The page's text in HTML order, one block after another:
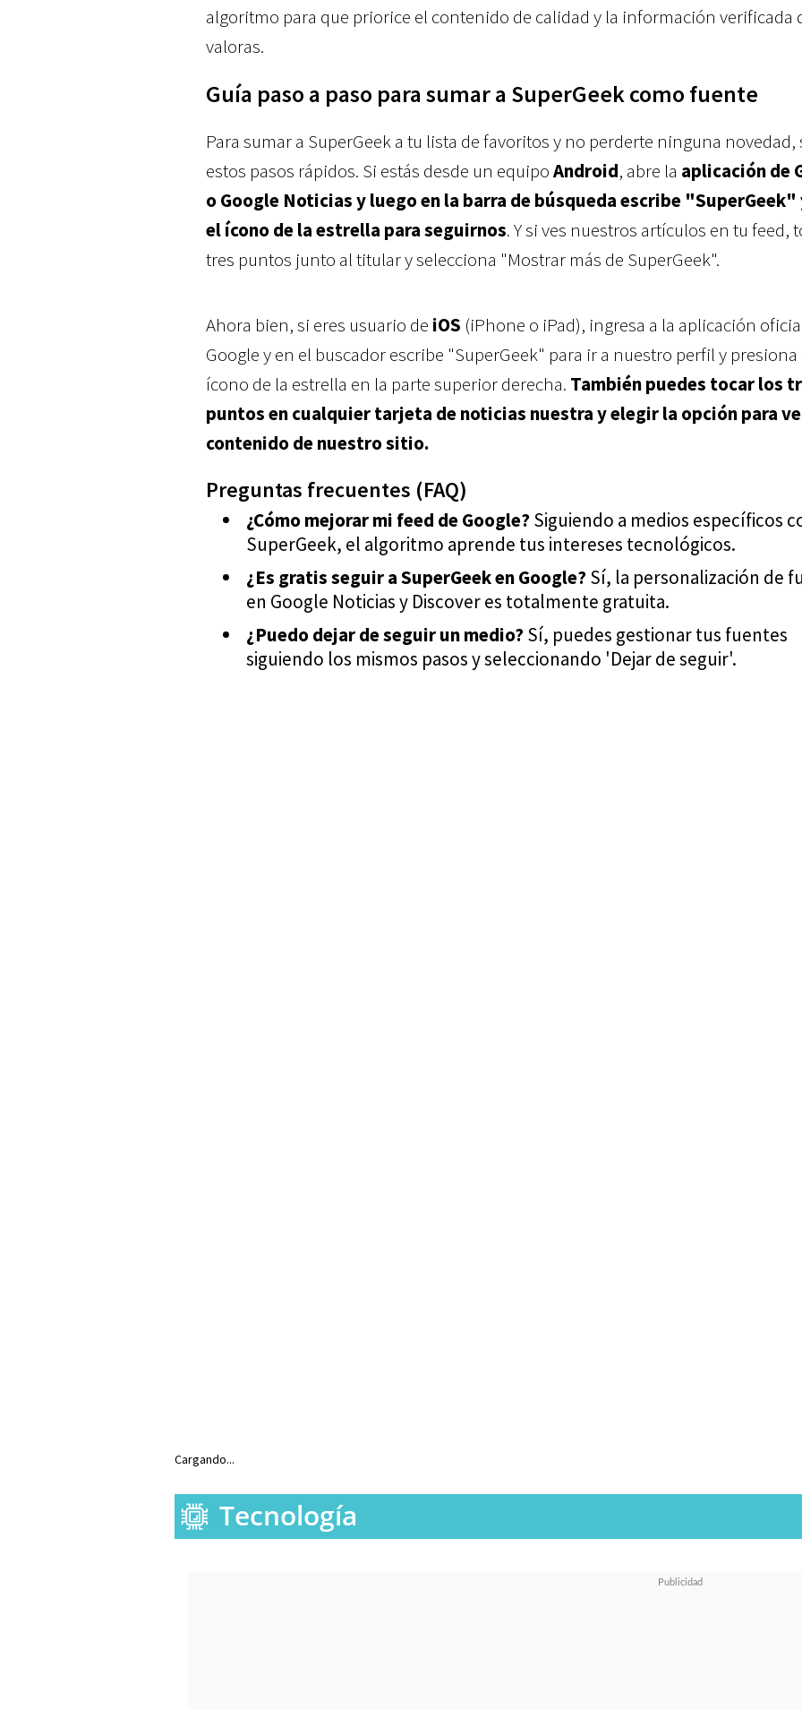
algoritmo para que priorice el contenido de calidad y la información verificada
valoras.
Guía paso a paso para sumar a SuperGeek como fuente
Para sumar a SuperGeek a tu lista de favoritos y no perderte ninguna novedad,
estos pasos rápidos. Si estás desde un equipoAndroid, abre la aplicación de
o Google Noticias y luego en la barra de búsqueda escribe "SuperGeek"
el ícono de la estrella para seguirnos. Y si ves nuestros artículos en tu feed,
tres puntos junto al titular y selecciona "Mostrar más de SuperGeek".
Ahora bien, si eres usuario de iOS (iPhone o iPad), ingresa a la aplicación
Google y en el buscador escribe "SuperGeek" para ir a nuestro perfil y presiona
ícono de la estrella en la parte superior derecha. También puedes tocar los
puntos en cualquier tarjeta de noticias nuestra y elegir la opción para
contenido de nuestro sitio.
Preguntas frecuentes (FAQ)
¿Cómo mejorar mi feed de Google?Siguiendo a medios específicos
SuperGeek, el algoritmo aprende tus intereses tecnológicos.
¿Es gratis seguir a SuperGeek en Google?Sí, la personalización de
en Google Noticias y Discover es totalmente gratuita.
¿Puedo dejar de seguir un medio?Sí, puedes gestionar tus fuentes
siguiendo los mismos pasos y seleccionando 'Dejar de seguir'.
Cargando...
Tecnología